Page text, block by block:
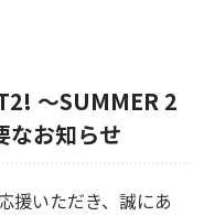
～SUMMER 2
なお知らせ
援いただき、誠にあ